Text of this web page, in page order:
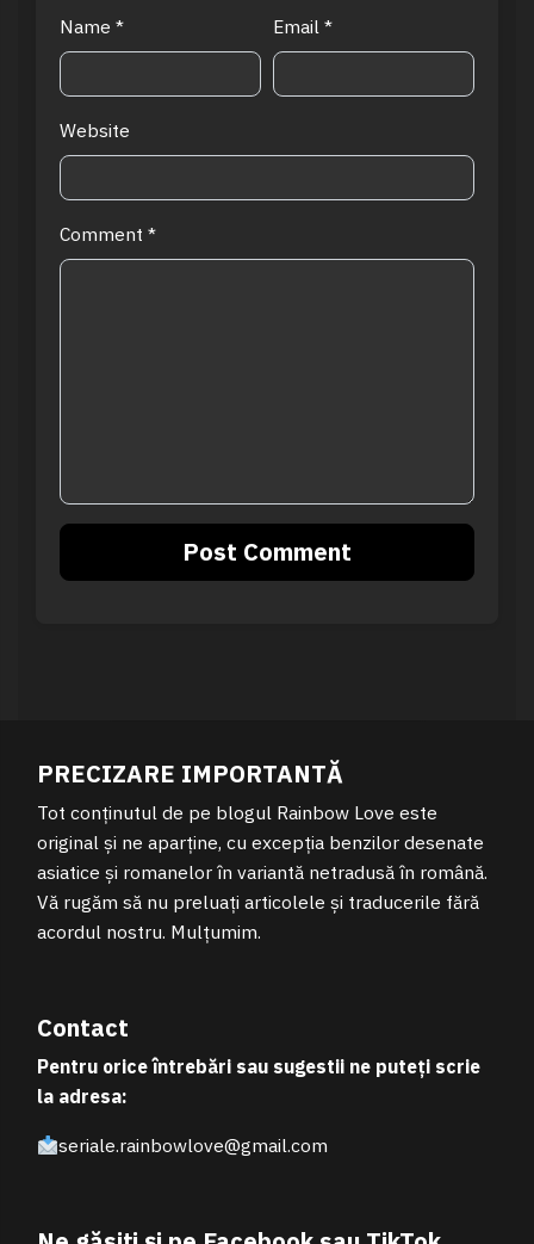
Name * Email *
Website
Comment *
PRECIZARE IMPORTANTĂ
Tot conținutul de pe blogul Rainbow Love este
original și ne aparține, cu excepția benzilor desenate
asiatice și romanelor în variantă netradusă în română.
Vă rugăm să nu preluați articolele și traducerile fără
acordul nostru. Mulțumim.
Contact
Pentru orice întrebări sau sugestii ne puteți scrie
la adresa:
seriale.rainbowlove@gmail.com